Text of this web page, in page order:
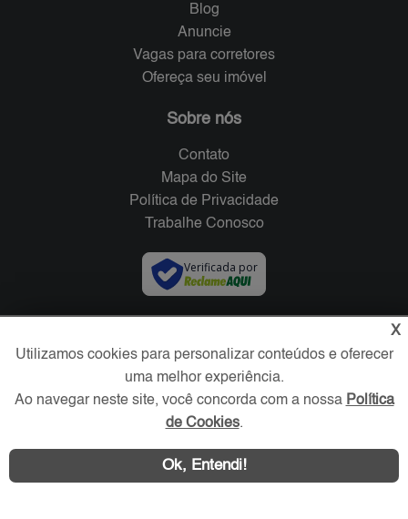
Blog
Anuncie
Vagas para corretores
Ofereça seu imóvel
Sobre nós
Contato
Mapa do Site
Política de Privacidade
Trabalhe Conosco
Verificada por
X
Utilizamos cookies para personalizar conteúdos e oferecer
uma melhor experiência.
Ao navegar neste site, você concorda com a nossa Política
de Cookies.
Ok, Entendi!